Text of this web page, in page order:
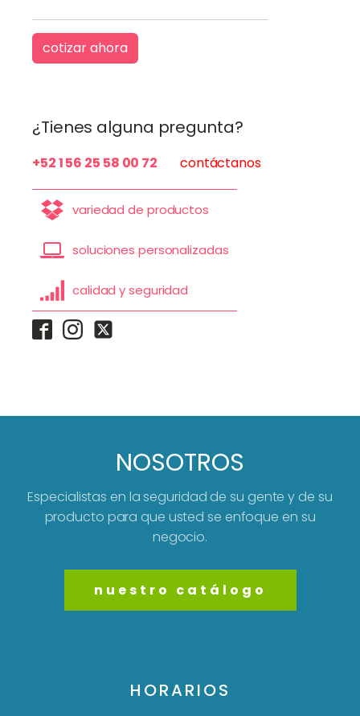
cotizar ahora
¿Tienes alguna pregunta?
+52 1 56 25 58 00 72 contáctanos
variedad de productos
soluciones personalizadas
calidad y seguridad
NOSOTROS
Especialistas en la seguridad de su gente y de su
producto para que usted se enfoque en su
negocio.
nuestro catálogo
HORARIOS